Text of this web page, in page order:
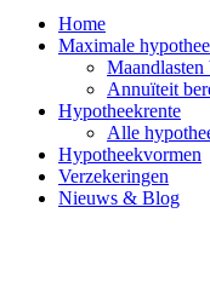
Home
Maximale
Maandlasten
Annuïteit
Hypotheekrente
Alle
Hypotheekvormen
Verzekeringen
Nieuws & Blog